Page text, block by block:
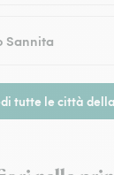
Sannita
tutte le città